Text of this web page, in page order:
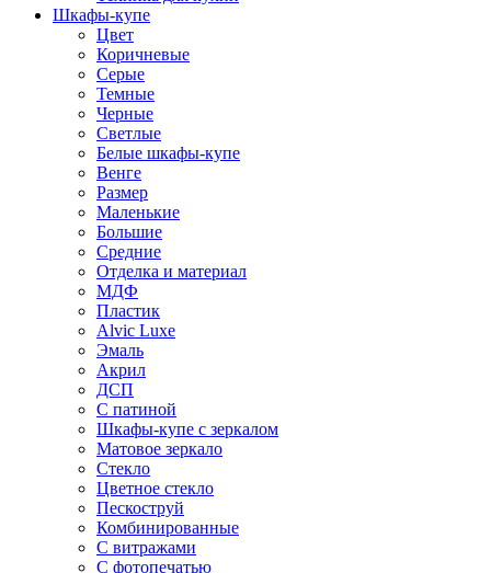
Шкафы-купе
Цвет
Коричневые
Серые
Темные
Черные
Светлые
Белые шкафы-купе
Венге
Размер
Маленькие
Большие
Средние
Отделка и материал
МДФ
Пластик
Alvic Luxe
Эмаль
Акрил
ДСП
С патиной
Шкафы-купе с зеркалом
Матовое зеркало
Стекло
Цветное стекло
Пескоструй
Комбинированные
С витражами
С фотопечатью